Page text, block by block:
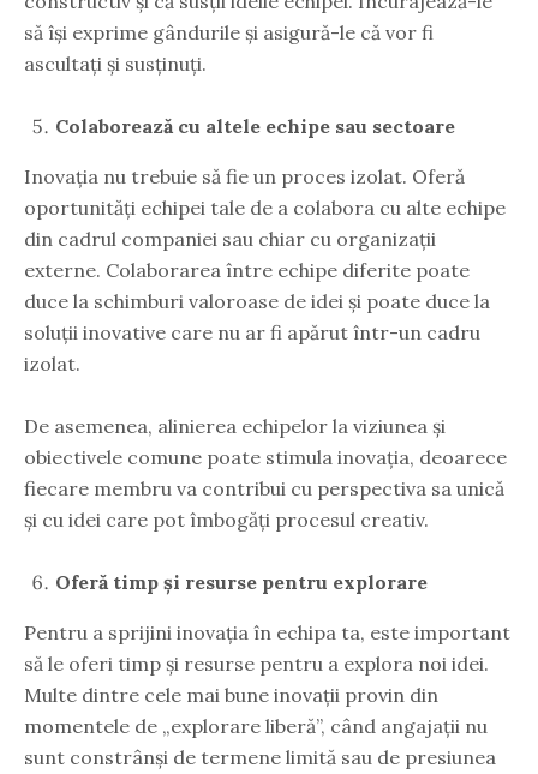
să își exprime gândurile și asigură-le că vor fi
ascultați și susținuți.
Colaborează cu altele echipe sau sectoare
Inovația nu trebuie să fie un proces izolat. Oferă
oportunități echipei tale de a colabora cu alte echipe
din cadrul companiei sau chiar cu organizații
externe. Colaborarea între echipe diferite poate
duce la schimburi valoroase de idei și poate duce la
soluții inovative care nu ar fi apărut într-un cadru
izolat.
De asemenea, alinierea echipelor la viziunea și
obiectivele comune poate stimula inovația, deoarece
fiecare membru va contribui cu perspectiva sa unică
și cu idei care pot îmbogăți procesul creativ.
Oferă timp și resurse pentru explorare
Pentru a sprijini inovația în echipa ta, este important
să le oferi timp și resurse pentru a explora noi idei.
Multe dintre cele mai bune inovații provin din
momentele de „explorare liberă”, când angajații nu
sunt constrânși de termene limită sau de presiunea